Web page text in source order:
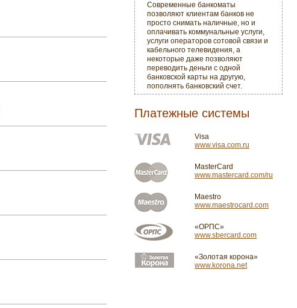
Современные банкоматы
позволяют клиентам банков не
просто снимать наличные, но и
оплачивать коммунальные услуги,
услуги операторов сотовой связи и
кабельного телевидения, а
некоторые даже позволяют
переводить деньги с одной
банковской карты на другую,
пополнять банковский счет.
Платежные системы
Visa
www.visa.com.ru
MasterCard
www.mastercard.com/ru
Maestro
www.maestrocard.com
«ОРПС»
www.sbercard.com
«Золотая корона»
www.korona.net